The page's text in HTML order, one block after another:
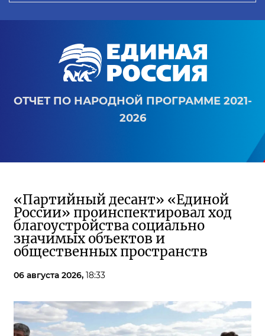
ОТЧЕТ ПО НАРОДНОЙ ПРОГРАММЕ 2021-
2026
«Партийный десант» «Единой
России» проинспектировал ход
благоустройства социально
значимых объектов и
общественных пространств
06 августа 2026, 18:33